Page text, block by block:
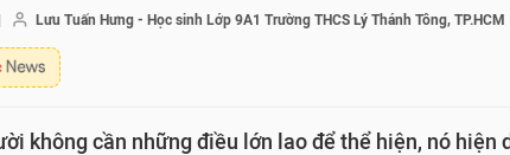
Lưu Tuấn Hưng - Học sinh Lớp 9A1 Trường THCS Lý Thánh Tông, TP.HCM
không cần những điều lớn lao để thể hiện, nó hiện